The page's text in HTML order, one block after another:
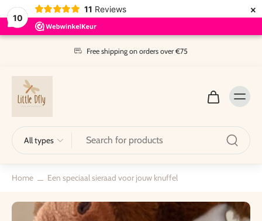
10
11 Reviews ×
to
Free shipping on orders over €75
All types
Home Een speciaal sieraad voor jouw knuffel